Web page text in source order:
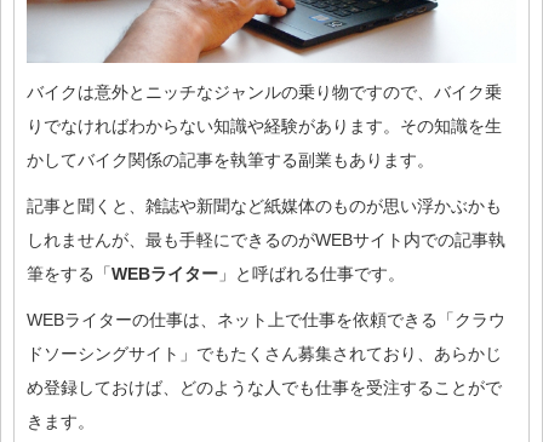
バイクは意外とニッチなジャンルの乗り物ですので、バイク乗
りでなければわからない知識や経験があります。その知識を生
かしてバイク関係の記事を執筆する副業もあります。
記事と聞くと、雑誌や新聞など紙媒体のものが思い浮かぶかも
しれませんが、最も手軽にできるのがWEBサイト内での記事執
筆をする「WEBライター 」と呼ばれる仕事です。
WEBライターの仕事は、ネット上で仕事を依頼できる「クラウ
ドソーシングサイト」でもたくさん募集されており、あらかじ
め登録しておけば、どのような人でも仕事を受注することがで
きます。